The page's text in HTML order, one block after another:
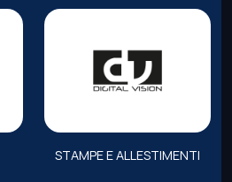
STAMPE E ALLESTIMENTI